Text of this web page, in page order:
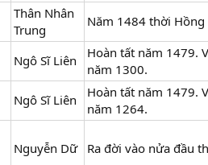
Thân Nhân
Trung
Năm 1484 thời
Ngô Sĩ Liên
Hoàn tất năm 1479.
năm 1300.
Ngô Sĩ Liên
Hoàn tất năm 1479.
năm 1264.
Nguyễn Dữ Ra đời vào nửa đầu